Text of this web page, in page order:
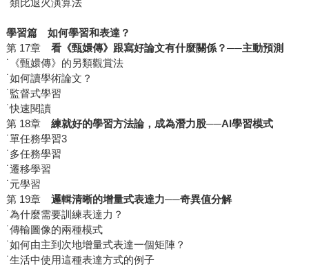
˙類比退火演算法
學習篇 如何學習和表達？
第 17章 看《甄嬛傳》跟寫好論文有什麼關係？──主動預測
˙《甄嬛傳》的另類觀賞法
˙如何讀學術論文？
˙監督式學習
˙快速閱讀
第 18章 練就好的學習方法論，成為潛力股──AI學習模式
˙單任務學習3
˙多任務學習
˙遷移學習
˙元學習
第 19章 邏輯清晰的增量式表達力──奇異值分解
˙為什麼需要訓練表達力？
˙傳輸圖像的兩種模式
˙如何由主到次地增量式表達一個矩陣？
˙生活中使用這種表達方式的例子